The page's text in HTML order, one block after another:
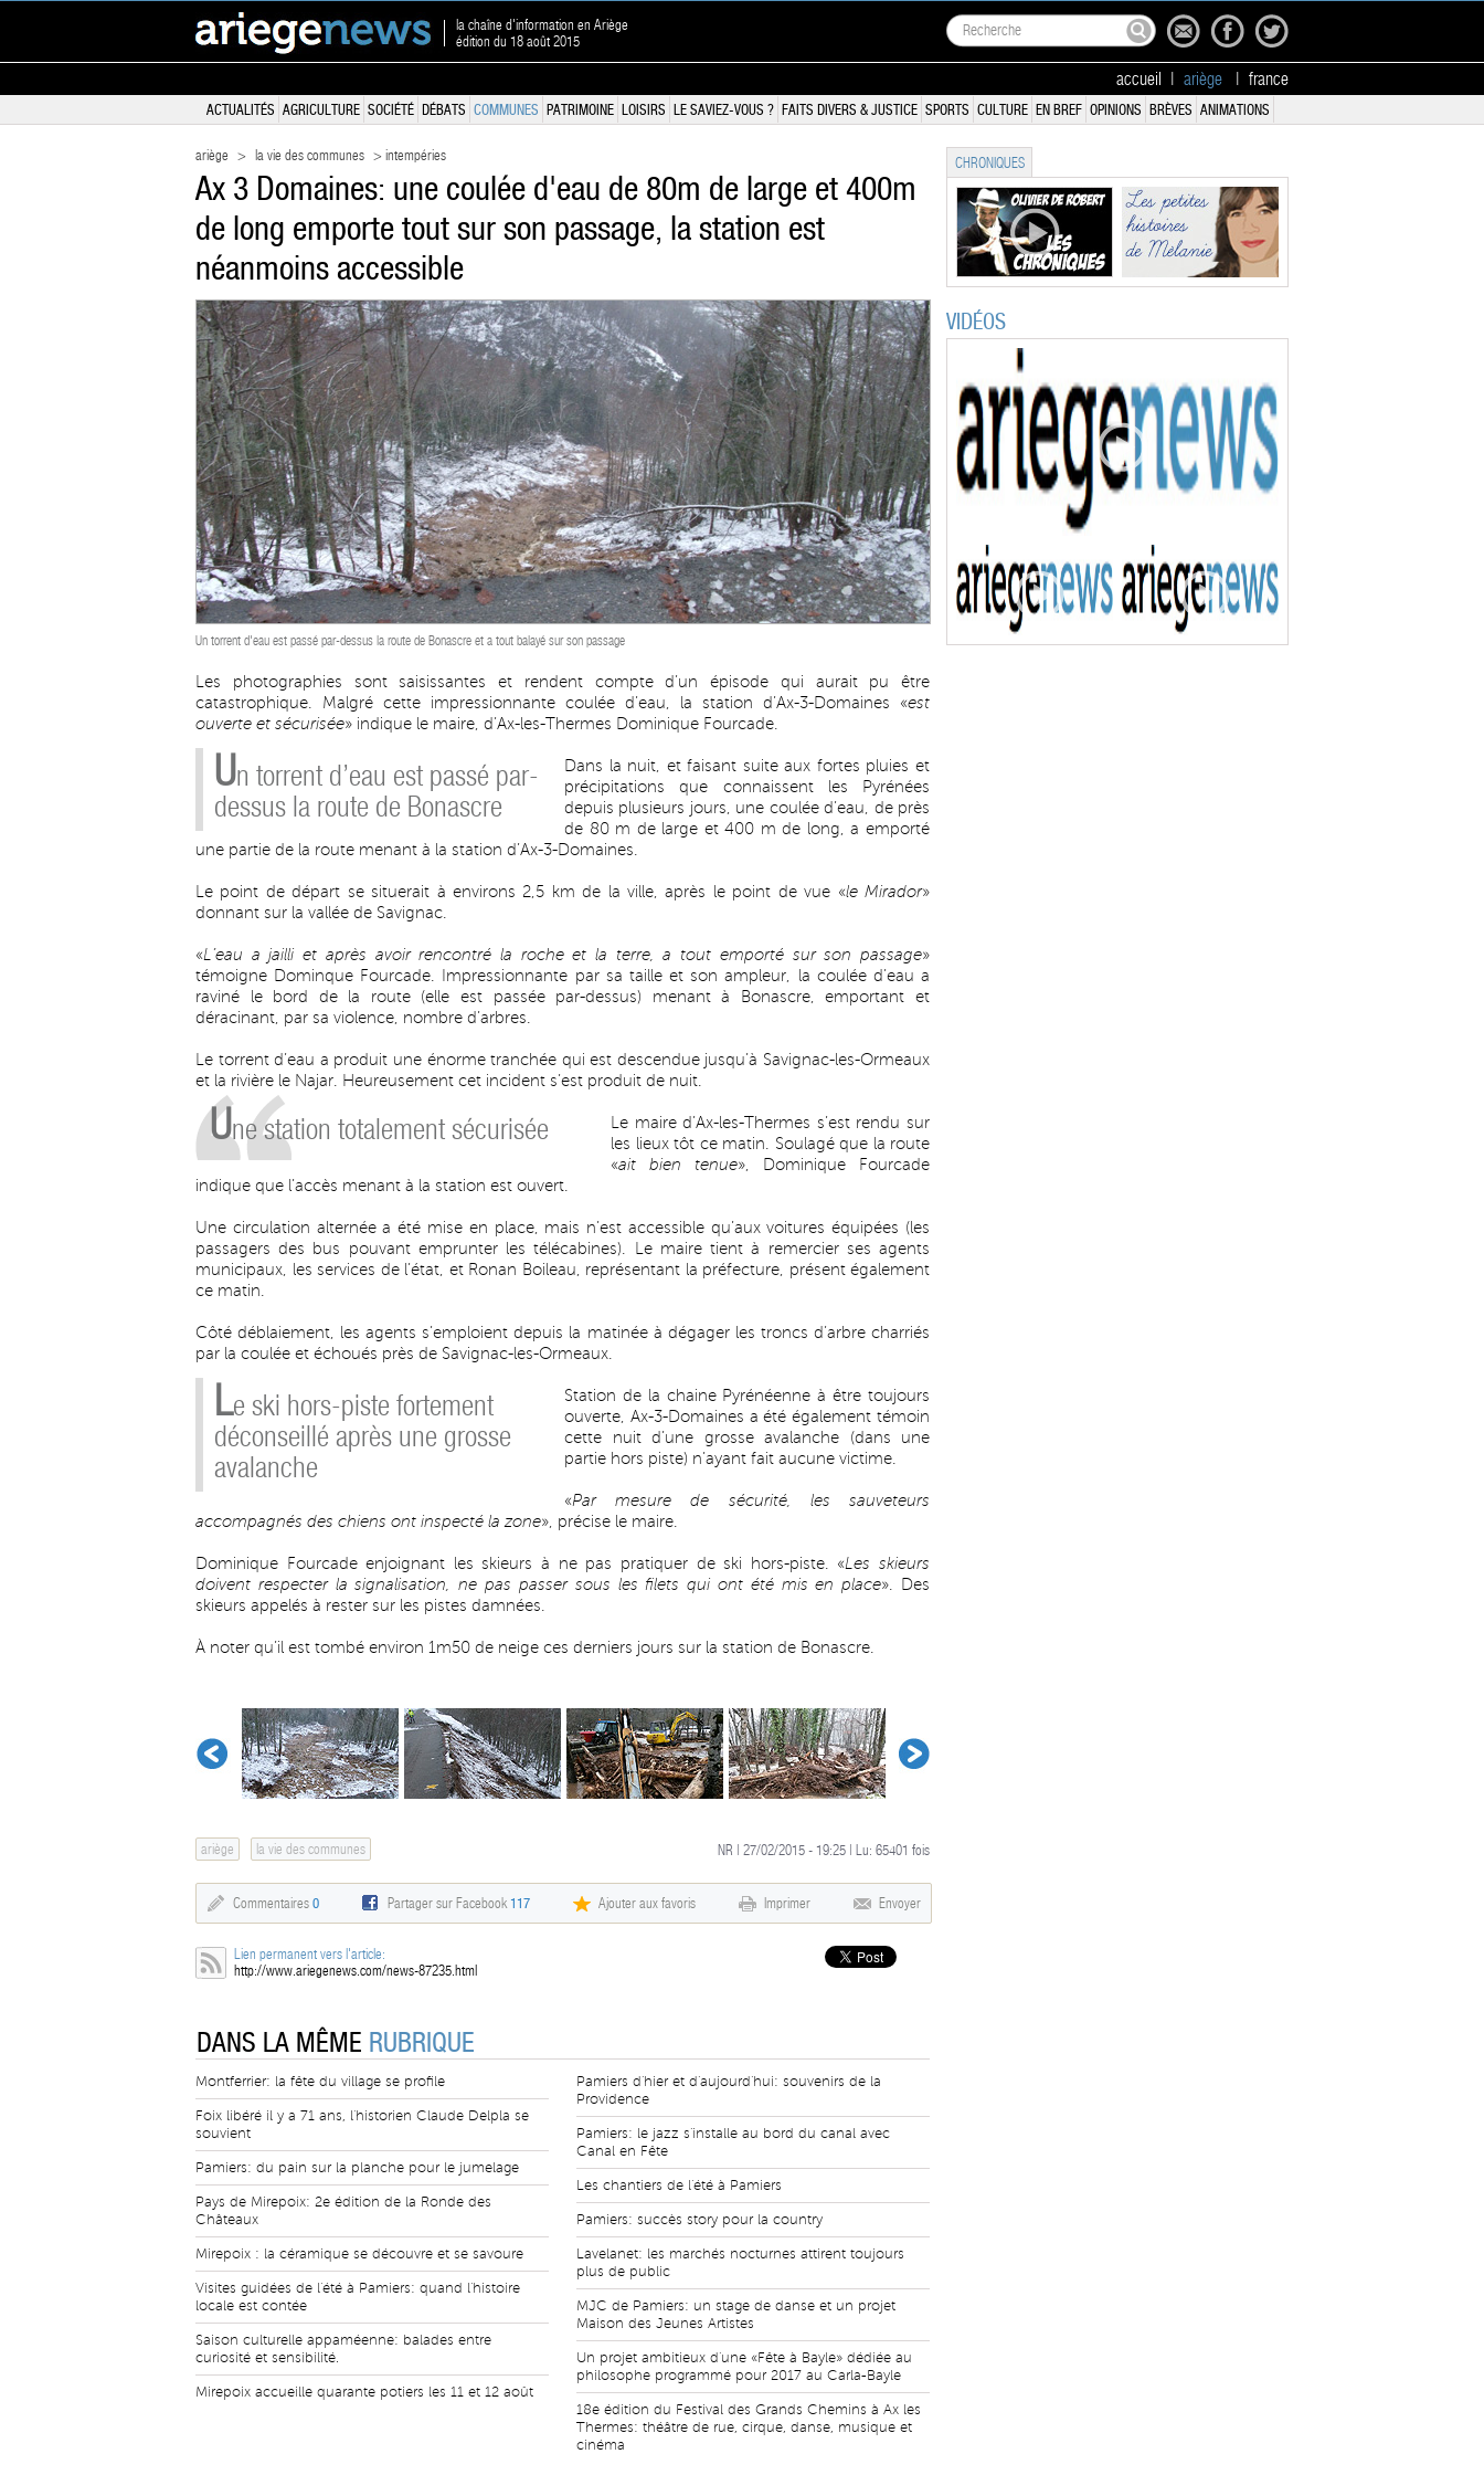
la chaîne d'information en Ariège
édition du 18 août 2015
accueil ariège france
ACTUALITÉS AGRICULTURE SOCIÉTÉ DÉBATS COMMUNES PATRIMOINE LOISIRS LE SAVIEZ-VOUS ? FAITS DIVERS & JUSTICE SPORTS CULTURE EN BREF OPINIONS BRÈVES ANIMATIONS
ariège > la vie des communes > intempéries
Ax 3 Domaines: une coulée d'eau de 80m de large et 400m
de long emporte tout sur son passage, la station est
néanmoins accessible
Un torrent d'eau est passé par-dessus la route de Bonascre et a tout balayé sur son passage
Les photographies sont saisissantes et rendent compte d’un épisode qui aurait pu être
catastrophique. Malgré cette impressionnante coulée d’eau, la station d’Ax-3-Domaines «est
ouverte et sécurisée» indique le maire, d’Ax-les-Thermes Dominique Fourcade.
Un torrent d’eau est passé par-
dessus la route de Bonascre
Dans la nuit, et faisant suite aux fortes pluies et
précipitations que connaissent les Pyrénées
depuis plusieurs jours, une coulée d’eau, de près
de 80 m de large et 400 m de long, a emporté
une partie de la route menant à la station d’Ax-3-Domaines.
Le point de départ se situerait à environs 2,5 km de la ville, après le point de vue «le Mirador»
donnant sur la vallée de Savignac.
«L’eau a jailli et après avoir rencontré la roche et la terre, a tout emporté sur son passage»
témoigne Dominque Fourcade. Impressionnante par sa taille et son ampleur, la coulée d’eau a
raviné le bord de la route (elle est passée par-dessus) menant à Bonascre, emportant et
déracinant, par sa violence, nombre d’arbres.
Le torrent d’eau a produit une énorme tranchée qui est descendue jusqu’à Savignac-les-Ormeaux
et la rivière le Najar. Heureusement cet incident s’est produit de nuit.
Une station totalement sécurisée
Le maire d’Ax-les-Thermes s’est rendu sur
les lieux tôt ce matin. Soulagé que la route
«ait bien tenue», Dominique Fourcade
indique que l’accès menant à la station est ouvert.
Une circulation alternée a été mise en place, mais n’est accessible qu’aux voitures équipées (les
passagers des bus pouvant emprunter les télécabines). Le maire tient à remercier ses agents
municipaux, les services de l’état, et Ronan Boileau, représentant la préfecture, présent également
ce matin.
Côté déblaiement, les agents s’emploient depuis la matinée à dégager les troncs d’arbre charriés
par la coulée et échoués près de Savignac-les-Ormeaux.
Le ski hors-piste fortement
déconseillé après une grosse
avalanche
Station de la chaine Pyrénéenne à être toujours
ouverte, Ax-3-Domaines a été également témoin
cette nuit d’une grosse avalanche (dans une
partie hors piste) n’ayant fait aucune victime.
«Par mesure de sécurité, les sauveteurs
accompagnés des chiens ont inspecté la zone», précise le maire.
Dominique Fourcade enjoignant les skieurs à ne pas pratiquer de ski hors-piste. «Les skieurs
doivent respecter la signalisation, ne pas passer sous les filets qui ont été mis en place». Des
skieurs appelés à rester sur les pistes damnées.
À noter qu’il est tombé environ 1m50 de neige ces derniers jours sur la station de Bonascre.
ariège la vie des communes NR | 27/02/2015 - 19:25 | Lu: 65401 fois
Commentaires 0 Partager sur Facebook117 Ajouter aux favoris Imprimer Envoyer
Lien permanent vers l'article:
http://www.ariegenews.com/news-87235.html
DANS LA MÊME RUBRIQUE
Montferrier: la fête du village se profile
Foix libéré il y a 71 ans, l'historien Claude Delpla se
souvient
Pamiers: du pain sur la planche pour le jumelage
Pays de Mirepoix: 2e édition de la Ronde des
Châteaux
Mirepoix : la céramique se découvre et se savoure
Visites guidées de l'été à Pamiers: quand l'histoire
locale est contée
Saison culturelle appaméenne: balades entre
curiosité et sensibilité.
Mirepoix accueille quarante potiers les 11 et 12 août
Pamiers d'hier et d'aujourd'hui: souvenirs de la
Providence
Pamiers: le jazz s'installe au bord du canal avec
Canal en Fête
Les chantiers de l'été à Pamiers
Pamiers: succès story pour la country
Lavelanet: les marchés nocturnes attirent toujours
plus de public
MJC de Pamiers: un stage de danse et un projet
Maison des Jeunes Artistes
Un projet ambitieux d'une «Fête à Bayle» dédiée au
philosophe programmé pour 2017 au Carla-Bayle
18e édition du Festival des Grands Chemins à Ax les
Thermes: théâtre de rue, cirque, danse, musique et
cinéma
CHRONIQUES
VIDÉOS